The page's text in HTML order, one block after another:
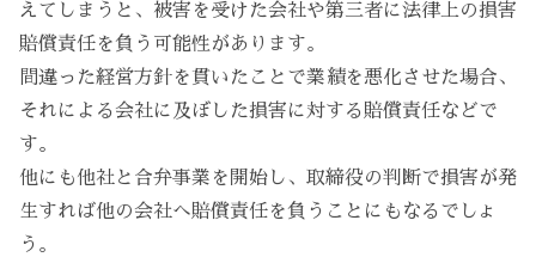
えてしまうと、被害を受けた会社や第三者に法律上の損害
賠償責任を負う可能性があります。
間違った経営方針を貫いたことで業績を悪化させた場合、
それによる会社に及ぼした損害に対する賠償責任などで
す。
他にも他社と合弁事業を開始し、取締役の判断で損害が発
生すれば他の会社へ賠償責任を負うことにもなるでしょ
う。